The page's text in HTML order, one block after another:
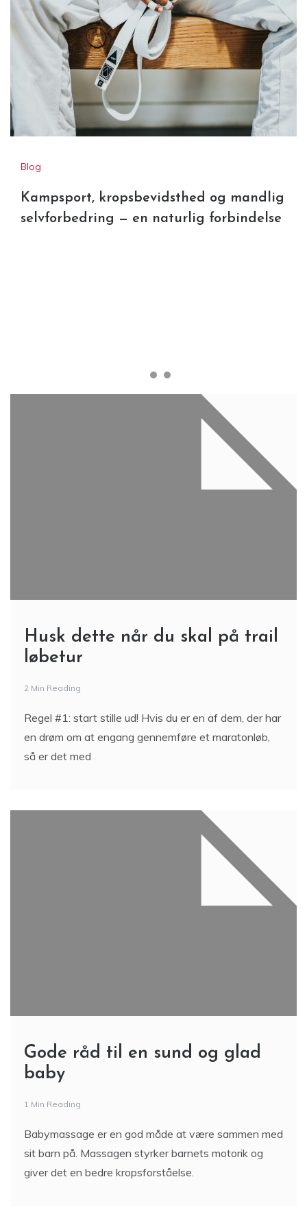
Blog
Kampsport, kropsbevidsthed og mandlig
selvforbedring — en naturlig forbindelse
Husk dette når du skal på trail
løbetur
2 Min Reading
Regel #1: start stille ud! Hvis du er en af dem, der har
en drøm om at engang gennemføre et maratonløb,
så er det med
Gode råd til en sund og glad
baby
1 Min Reading
Babymassage er en god måde at være sammen med
sit barn på. Massagen styrker barnets motorik og
giver det en bedre kropsforståelse.